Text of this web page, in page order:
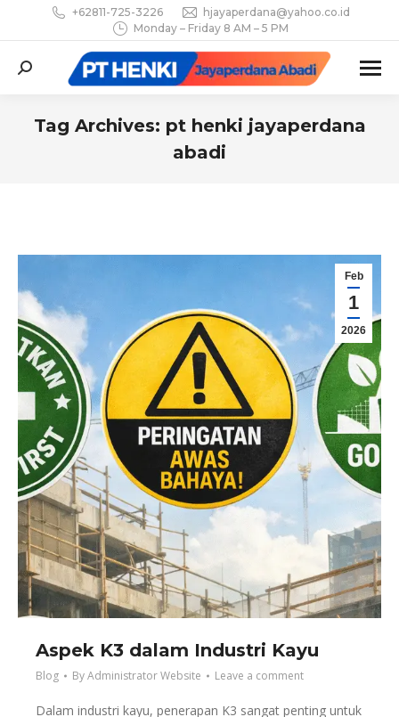
+62811-725-3226
hjayaperdana@yahoo.co.id
Monday – Friday 8 AM – 5 PM
Search:
Tag Archives: pt henki jayaperdana
abadi
Feb
1
2026
Aspek K3 dalam Industri Kayu
Blog ByAdministrator Website Leave a comment
Dalam industri kayu, penerapan K3 sangat penting untuk